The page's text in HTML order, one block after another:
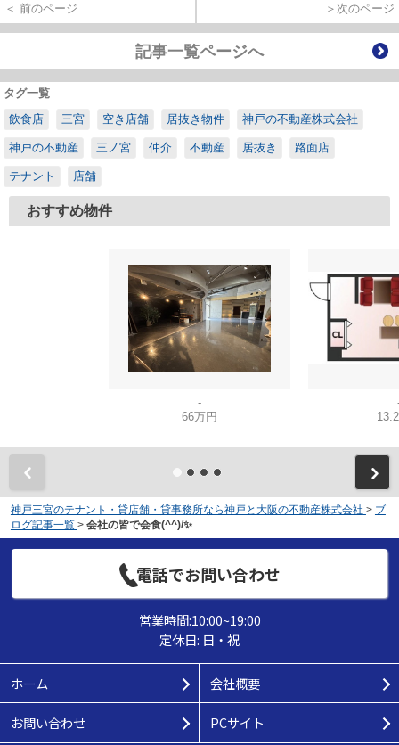
＜ 前のページ ＞次のページ
記事一覧ページへ
タグ一覧
飲食店
三宮 空き店舗 居抜き物件 神戸の不動産株式会社
神戸の不動産 三ノ宮 仲介 不動産 居抜き 路面店
テナント 店舗
おすすめ物件
-
66万円
神戸三宮のテナント・貸店舗・貸事務所なら神戸と大阪の不動産株式会社 > ブ
ログ記事一覧 > 会社の皆で会食(^^)/✨
電話でお問い合わせ
営業時間:10:00~19:00
定休日: 日・祝
ホーム 会社概要
お問い合わせ PCサイト